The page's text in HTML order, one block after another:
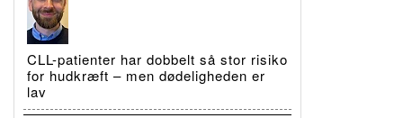
CLL-patienter har dobbelt så stor risiko
for hudkræft – men dødeligheden er
lav